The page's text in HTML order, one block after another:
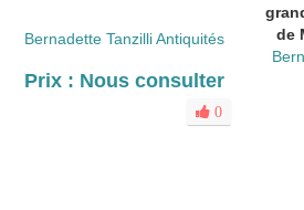
Bernadette Tanzilli Antiquités
Prix : Nous consulter
0
de